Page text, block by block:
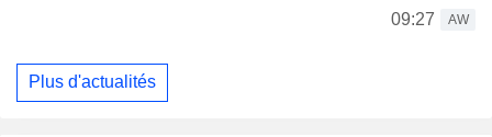
09:27
AW
Plus d'actualités